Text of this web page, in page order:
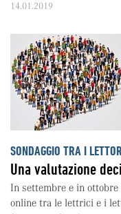
14.01.2019
SONDAGGIO TRA I
Una valutazione
In settembre e in
online tra le lettrici e i